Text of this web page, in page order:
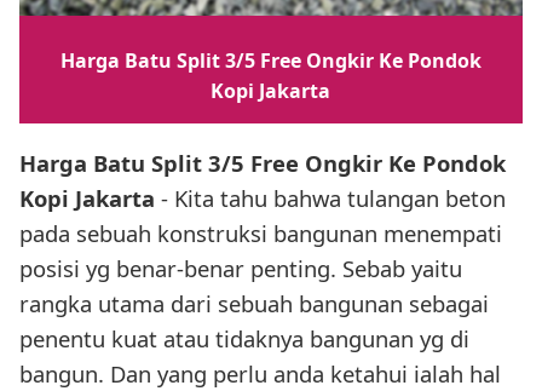
Harga Batu Split 3/5 Free Ongkir Ke Pondok
Kopi Jakarta
Harga Batu Split 3/5 Free Ongkir Ke Pondok
Kopi Jakarta - Kita tahu bahwa tulangan beton
pada sebuah konstruksi bangunan menempati
posisi yg benar-benar penting. Sebab yaitu
rangka utama dari sebuah bangunan sebagai
penentu kuat atau tidaknya bangunan yg di
bangun. Dan yang perlu anda ketahui ialah hal